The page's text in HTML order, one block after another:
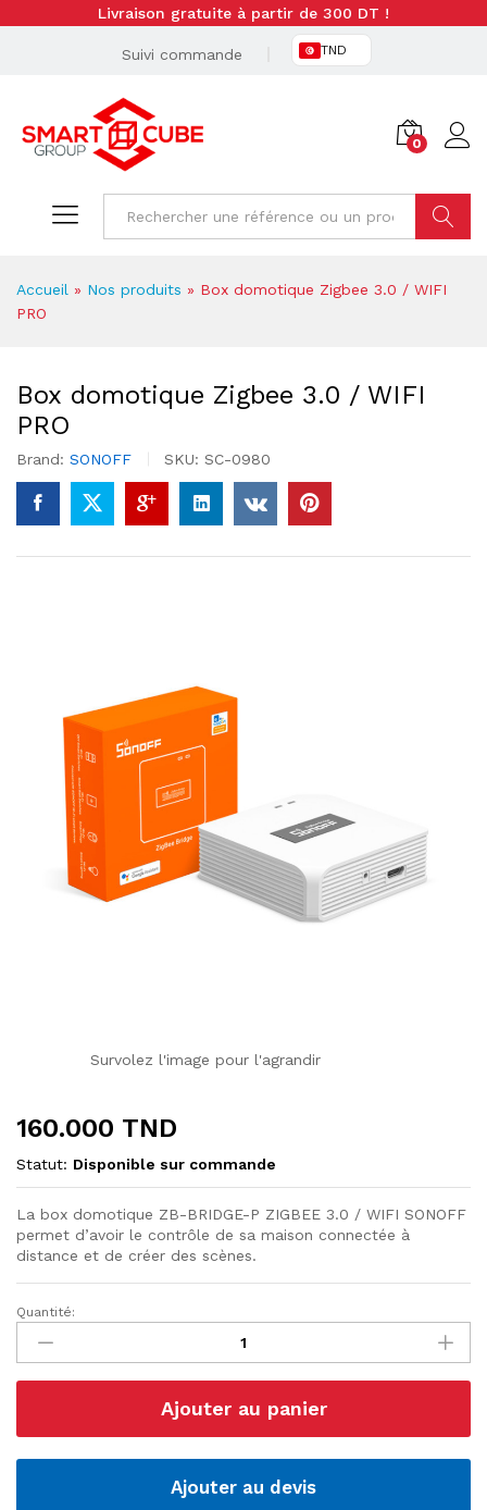
Livraison gratuite à partir de 300 DT !
Suivi commande TND
0
Accueil » Nos produits » Box domotique Zigbee 3.0 / WIFI
PRO
Box domotique Zigbee 3.0 / WIFI
PRO
Brand: SONOFF SKU: SC-0980
Survolez l'image pour l'agrandir
160.000 TND
Statut: Disponible sur commande
La box domotique ZB-BRIDGE-P ZIGBEE 3.0 / WIFI SONOFF
permet d’avoir le contrôle de sa maison connectée à
distance et de créer des scènes.
Box
domotique
Zigbee
3.0
WIFI
PRO
Quantité:
Ajouter au panier
Ajouter au devis